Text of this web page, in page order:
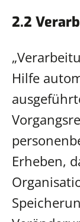
2.2
Hilfe
Erheben,